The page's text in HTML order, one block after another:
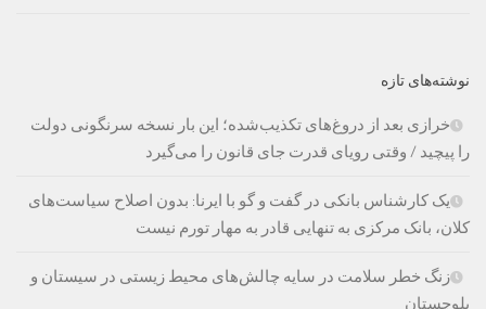
نوشته‌های تازه
خرازی بعد از دروغ‌های تکذیب‌شده؛ این بار نسخه سرنگونی دولت
را پیچید / وقتی رویای قدرت جای قانون را می‌گیرد
یک کارشناس بانکی در گفت و گو با ایرنا: بدون اصلاح سیاست‌های
کلان، بانک مرکزی به تنهایی قادر به مهار تورم نیست
زنگ خطر سلامت در سایه چالش‌های محیط زیستی در سیستان و
بلوچستان